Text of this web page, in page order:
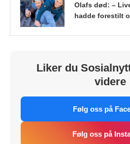
Olafs død: –
hadde forestilt
Liker du
videre
Følg oss på
Følg oss på